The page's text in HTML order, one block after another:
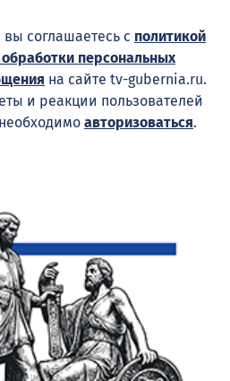
соглашаетесь с политикой
персональных
на сайте tv-gubernia.ru.
и реакции пользователей
авторизоваться.